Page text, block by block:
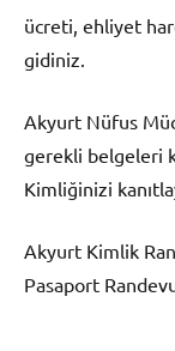
ücreti, ehliyet
gidiniz.
Akyurt Nüfus
gerekli belgeleri
Kimliğinizi
Akyurt Kimlik
Pasaport